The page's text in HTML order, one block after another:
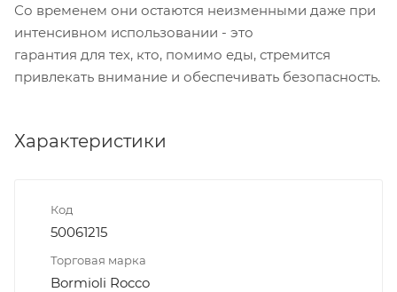
Со временем они остаются неизменными даже при
интенсивном использовании - это
гарантия для тех, кто, помимо еды, стремится
привлекать внимание и обеспечивать безопасность.
Характеристики
Код
50061215
Торговая марка
Bormioli Rocco